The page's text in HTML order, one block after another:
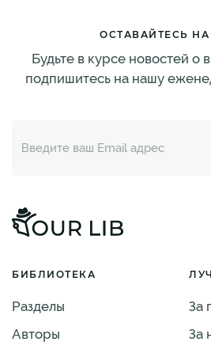
ОСТАВАЙТЕСЬ
Будьте в курсе новостей о
подпишитесь на нашу
БИБЛИОТЕКА
Разделы
Авторы
За
За